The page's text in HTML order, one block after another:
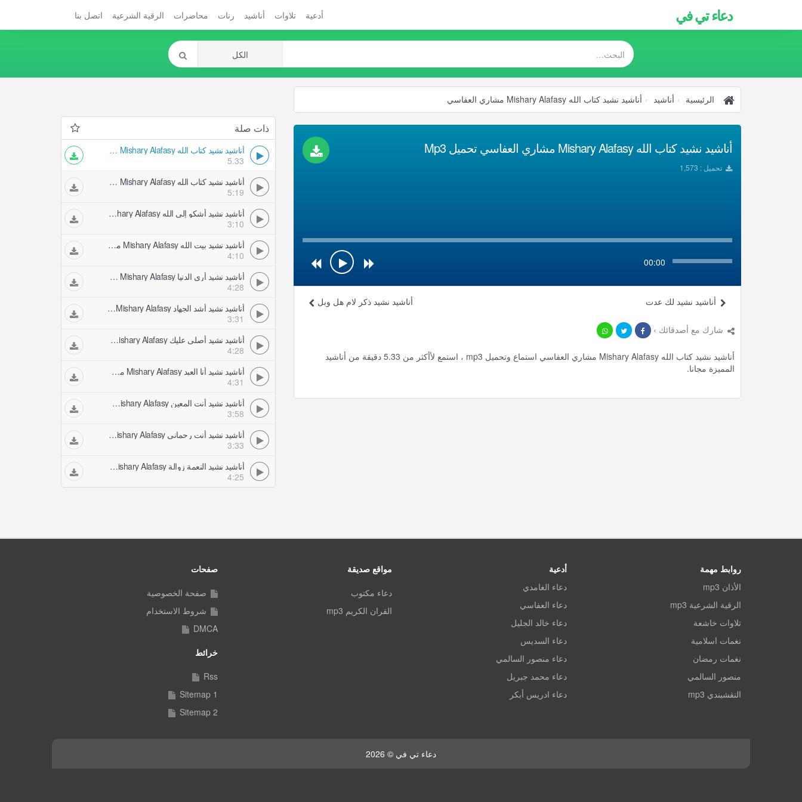
دعاء تي في أدعية تلاوات أناشيد رنات محاضرات الرقية الشرعية اتصل بنا
الرئيسية أناشيد أناشيد نشيد كتاب الله Mishary Alafasy مشاري العفاسي
أناشيد نشيد كتاب الله Mishary Alafasy مشاري العفاسي تحميل Mp3
تحميل : 1,573
00:00
أناشيد نشيد ذكر لام هل وبل أناشيد نشيد لك عدت
شارك مع أصدقائك ›
أناشيد نشيد كتاب الله Mishary Alafasy مشاري العفاسي استماع وتحميل mp3 ، استمع لأأكثر من 5.33 دقيقة من أناشيد
المميزة مجانا.
ذات صلة
أناشيد نشيد كتاب الله Mishary Alafasy مشاري العفاسي
5.33
أناشيد نشيد كتاب الله Mishary Alafasy مشاري العفاسي
5:19
أناشيد نشيد أشكو إلى الله Mishary Alafasy مشاري العفاسي
3:10
أناشيد نشيد بيت الله Mishary Alafasy مشاري العفاسي
4:10
أناشيد نشيد أرى الدنيا Mishary Alafasy مشاري العفاسي
4:28
أناشيد نشيد أشد الجهاد Mishary Alafasy مشاري العفاسي
3:31
أناشيد نشيد أصلي عليك Mishary Alafasy مشاري العفاسي
4:28
أناشيد نشيد أنا العبد Mishary Alafasy مشاري العفاسي
4:31
أناشيد نشيد أنت المعين Mishary Alafasy مشاري العفاسي
3:58
أناشيد نشيد أنت رحماني Mishary Alafasy مشاري العفاسي
3:33
أناشيد نشيد النعمة زوالة Mishary Alafasy مشاري العفاسي
4:25
روابط مهمة
الأذان mp3
الرقية الشرعية mp3
تلاوات خاشعة
نغمات اسلامية
نغمات رمضان
منصور السالمي
النقشبندي mp3
أدعية
دعاء الغامدي
دعاء العفاسي
دعاء خالد الجليل
دعاء السديس
دعاء منصور السالمي
دعاء محمد جبريل
دعاء ادريس أبكر
مواقع صديقة
دعاء مكتوب
القران الكريم mp3
صفحات
صفحة الخصوصية
شروط الاستخدام
DMCA
خرائط
Rss
Sitemap 1
Sitemap 2
دعاء تي في © 2026